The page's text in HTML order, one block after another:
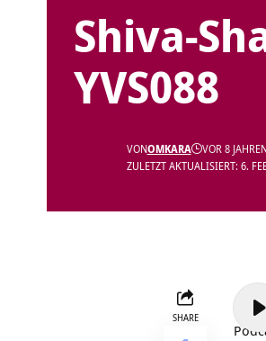
Shiva-
YVS088
ZULETZT AKTUALISIERT: 6.
VONOMKARA VOR 8
SHARE
Audio-
Player